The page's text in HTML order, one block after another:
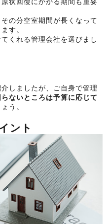
状回復にかかる期間も重要
の分空室期間が長くなって
す。
くれる管理会社を選びまし
しましたが、ご自身で管理
ないところは予算に応じて
う。
ント